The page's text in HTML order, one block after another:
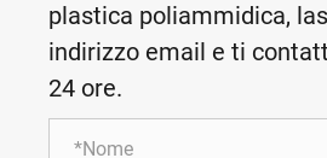
plastica poliammidica,
indirizzo email e ti
24 ore.